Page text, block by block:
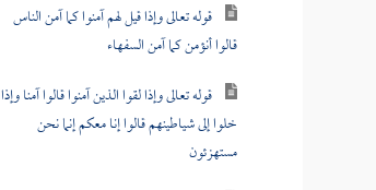
قوله تعالى وإذا قيل لهم آمنوا كما آمن الناس
قالوا أنؤمن كما آمن السفهاء
قوله تعالى وإذا لقوا الذين آمنوا قالوا آمنا وإذا
خلوا إلى شياطينهم قالوا إنا معكم إنما نحن
مستهزئون